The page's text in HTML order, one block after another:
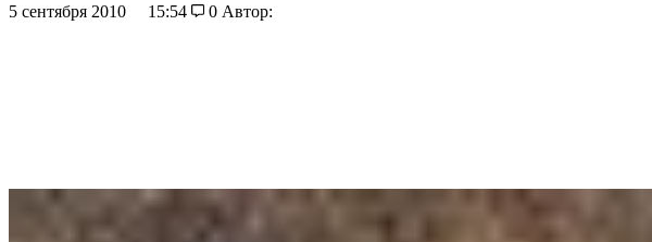
5 сентября 2010 15:54 0 Автор: